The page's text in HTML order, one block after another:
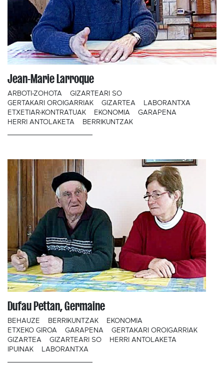
Jean-Marie Larroque
ARBOTI-ZOHOTA
GIZARTEARI SO
GERTAKARI OROIGARRIAK
GIZARTEA
LABORANTXA
ETXETIAR-KONTRATUAK
EKONOMIA
GARAPENA
HERRI ANTOLAKETA
BERRIKUNTZAK
Dufau Pettan, Germaine
BEHAUZE BERRIKUNTZAK
EKONOMIA
ETXEKO GIROA
GARAPENA
GERTAKARI OROIGARRIAK
GIZARTEA
GIZARTEARI SO
HERRI ANTOLAKETA
IPUINAK
LABORANTXA